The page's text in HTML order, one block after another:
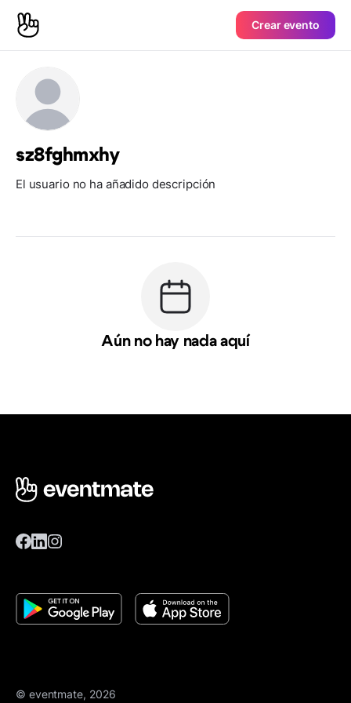
Crear evento
sz8fghmxhy
El usuario no ha añadido descripción
Aún no hay nada aquí
© eventmate, 2026